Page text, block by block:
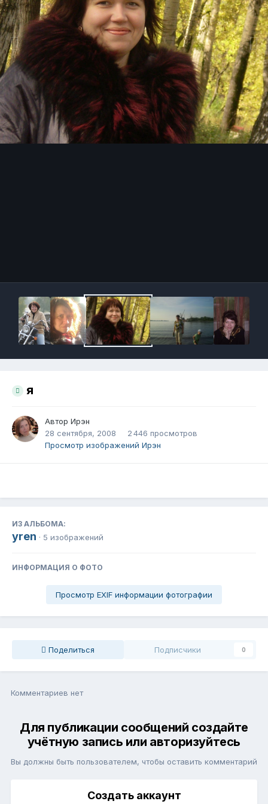
я
Автор Ирэн
28 сентября, 2008
2 446 просмотров
Просмотр изображений Ирэн
ИЗ АЛЬБОМА:
yren · 5 изображений
ИНФОРМАЦИЯ О ФОТО
Просмотр EXIF информации фотографии
Поделиться Подписчики 0
Комментариев нет
Для публикации сообщений создайте
учётную запись или авторизуйтесь
Вы должны быть пользователем, чтобы оставить комментарий
Создать аккаунт